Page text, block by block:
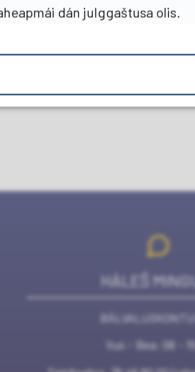
HÁLEŠ
Vuo - Bea: 08 -
dán julggaštusa olis.